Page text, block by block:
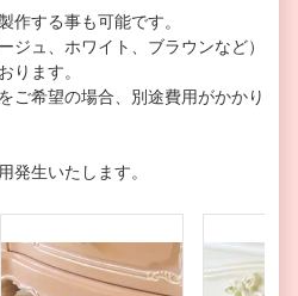
作する事も可能です。
ジュ、ホワイト、ブラウンなど）
ります。
ご希望の場合、別途費用がかかり
発生いたします。